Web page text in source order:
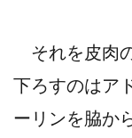
それを皮肉
下ろすのはア
ーリンを脇か